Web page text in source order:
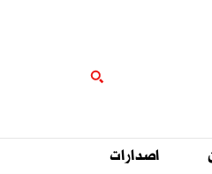
اصدارات